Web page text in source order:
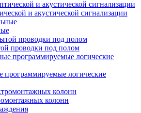
и акустической сигнализации
проводки под полом
логические
колонн